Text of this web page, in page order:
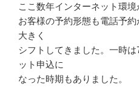
ここ数年インターネット環
お客様の予約形態も電話予
大きく
シフトしてきました。一時
ット申込に
なった時期もありました。